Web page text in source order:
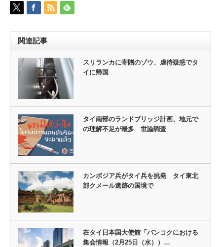
関連記事
スリランカに寄贈のゾウ、虐待疑惑でタ
イに帰国
タイ南部のランドブリッジ計画、地元で
の理解不足が最多 世論調査
カンボジア兵がタイ兵を挑発 タイ東北
部クメール遺跡の国境で
在タイ日本国大使館「バンコクにおける
集会情報（2月25日（水））…